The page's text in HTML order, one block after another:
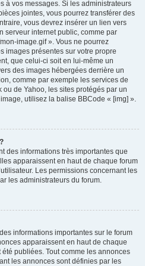
à vos messages. Si les administrateurs
jointes, vous pourrez transférer des
vous devrez insérer un lien vers
serveur internet public, comme par
image.gif ». Vous ne pourrez
images présentes sur votre propre
que celui-ci soit en lui-même un
des images hébergées derrière un
comme par exemple les services de
de Yahoo, les sites protégés par un
utilisez la balise BBCode « [img] ».
des informations très importantes que
apparaissent en haut de chaque forum
Les permissions concernant les
les administrateurs du forum.
informations importantes sur le forum
apparaissent en haut de chaque
publiées. Tout comme les annonces
les annonces sont définies par les